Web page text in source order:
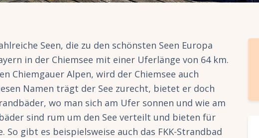
Seen, die zu den schönsten Seen Europa
in der Chiemsee mit einer Uferlänge von 64 km.
Chiemgauer Alpen, wird der Chiemsee auch
Namen trägt der See zurecht, bietet er doch
wo man sich am Ufer sonnen und wie am
sind rum um den See verteilt und bieten für
So gibt es beispielsweise auch das FKK-Strandbad